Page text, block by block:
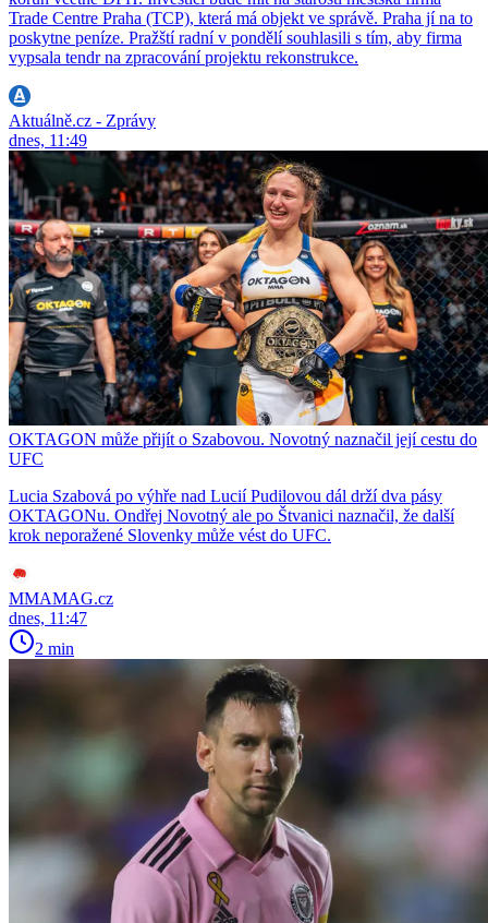
Trade Centre Praha (TCP), která má objekt ve správě. Praha jí na to
poskytne peníze. Pražští radní v pondělí souhlasili s tím, aby firma
vypsala tendr na zpracování projektu rekonstrukce.
Aktuálně.cz - Zprávy
dnes, 11:49
OKTAGON může přijít o Szabovou. Novotný naznačil její cestu do
UFC
Lucia Szabová po výhře nad Lucií Pudilovou dál drží dva pásy
OKTAGONu. Ondřej Novotný ale po Štvanici naznačil, že další
krok neporažené Slovenky může vést do UFC.
MMAMAG.cz
dnes, 11:47
2 min